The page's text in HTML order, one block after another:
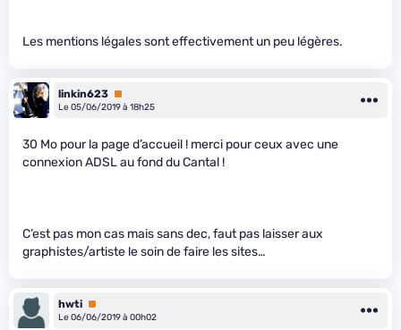
Les mentions légales sont effectivement un peu légères.
linkin623 Premium
Le 05/06/2019 à 18h25
30 Mo pour la page d’accueil ! merci pour ceux avec une
connexion ADSL au fond du Cantal !
C’est pas mon cas mais sans dec, faut pas laisser aux
graphistes/artiste le soin de faire les sites…
hwti Premium
Le 06/06/2019 à 00h02